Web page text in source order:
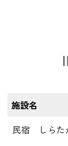
施設名
民宿 しらた